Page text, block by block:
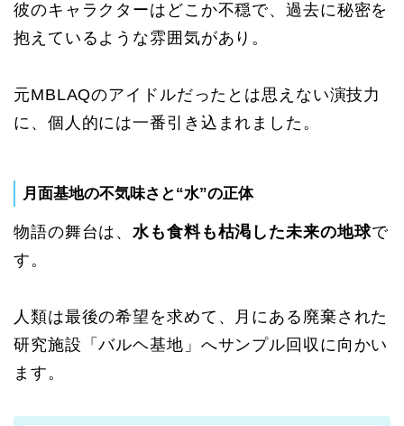
彼のキャラクターはどこか不穏で、過去に秘密を
抱えているような雰囲気があり。
元MBLAQのアイドルだったとは思えない演技力
に、個人的には一番引き込まれました。
月面基地の不気味さと“水”の正体
物語の舞台は、水も食料も枯渇した未来の地球で
す。
人類は最後の希望を求めて、月にある廃棄された
研究施設「バルヘ基地」へサンプル回収に向かい
ます。